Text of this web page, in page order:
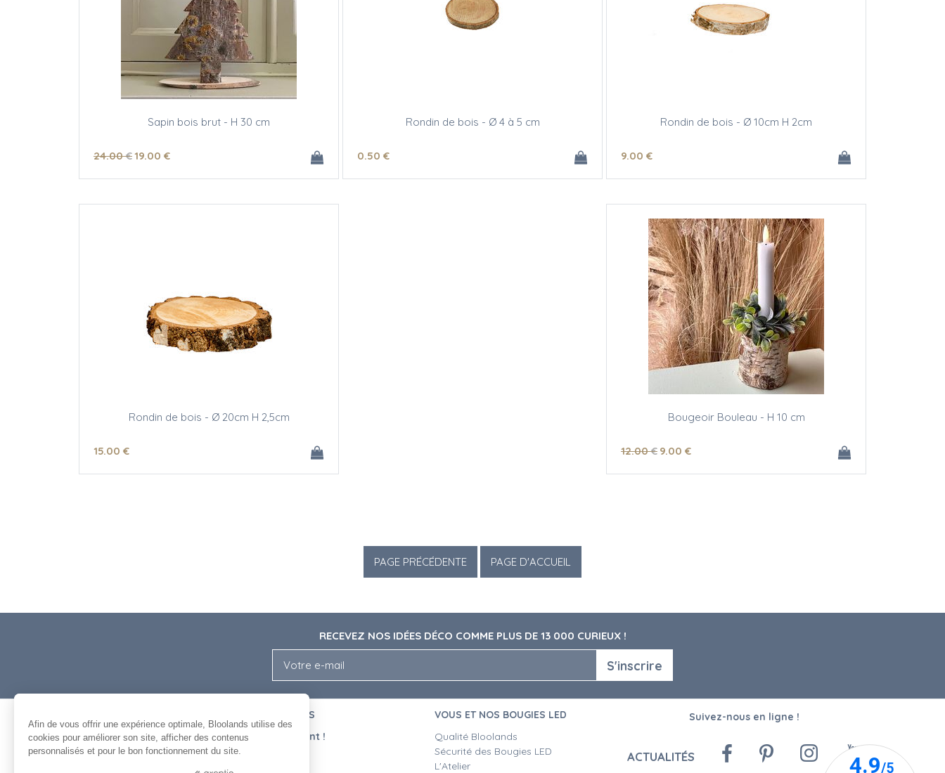
Sapin bois brut - H 30 cm
24.00 €19.00 €
Rondin de bois - Ø 4 à 5 cm
0.50 €
Rondin de bois - Ø 10cm H 2cm
9.00 €
Rondin de bois - Ø 20cm H 2,5cm
15.00 €
Bougeoir Bouleau - H 10 cm
12.00 € 9.00 €
RECEVEZ NOS IDÉES DÉCO COMME PLUS DE 13 000 CURIEUX !
S'inscrire
L'équipe
L'histoire de Bloolands
ENTRE NOUS
Recrutement !
VOUS ET NOS BOUGIES LED
Qualité Bloolands
Sécurité des Bougies LED
L'Atelier
Suivez-nous en ligne !
ACTUALITÉS
Afin de vous offrir une expérience optimale, Bloolands utilise des
cookies pour améliorer son site, afficher des contenus
personnalisés et pour le bon fonctionnement du site.